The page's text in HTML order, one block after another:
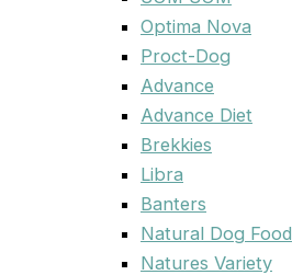
Optima Nova
Proct-Dog
Advance
Advance Diet
Brekkies
Libra
Banters
Natural Dog Food
Natures Variety